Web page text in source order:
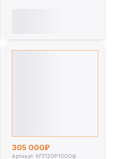
305 000₽
Артикул: КПП20Р1000Ф